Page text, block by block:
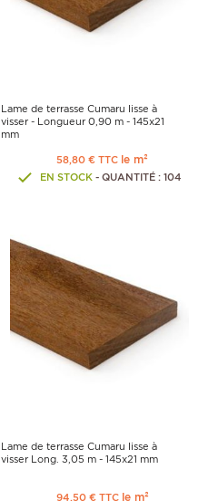
Lame de terrasse Cumaru lisse à
visser - Longueur 0,90 m - 145x21
mm
58,80 € TTC le m²
EN STOCK- QUANTITÉ : 104
Lame de terrasse Cumaru lisse à
visser Long. 3,05 m - 145x21 mm
94,50 € TTC le m²